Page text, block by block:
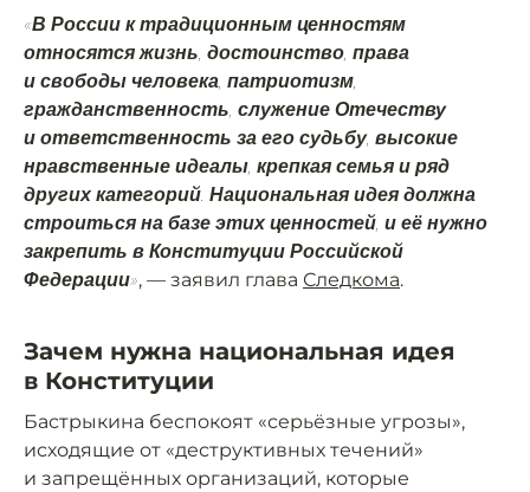
«В России к традиционным ценностям
относятся жизнь, достоинство, права
и свободы человека, патриотизм,
гражданственность, служение Отечеству
и ответственность за его судьбу, высокие
нравственные идеалы, крепкая семья и ряд
других категорий. Национальная идея должна
строиться на базе этих ценностей, и её нужно
закрепить в Конституции Российской
Федерации», — заявил глава Следкома.
Зачем нужна национальная идея
в Конституции
Бастрыкина беспокоят «серьёзные угрозы»,
исходящие от «деструктивных течений»
и запрещённых организаций, которые